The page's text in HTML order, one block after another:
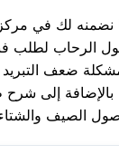
نضمنه لك في
الرحاب
ضعف التبريد
إلى